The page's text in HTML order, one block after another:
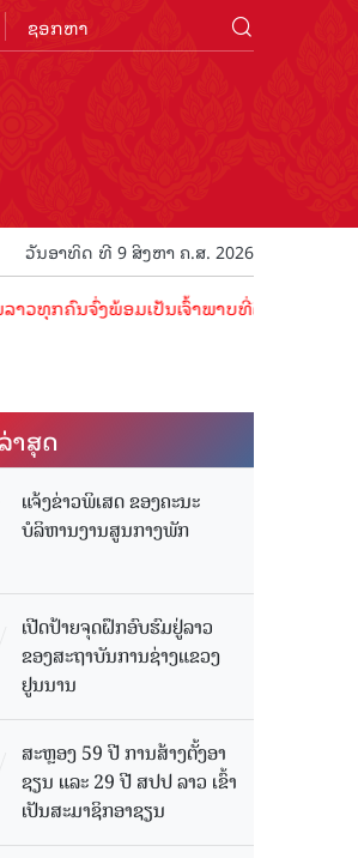
ວັນອາທິດ ທີ 9 ສິງຫາ ຄ.ສ. 2026
ນຈົ່ງພ້ອມເປັນເຈົ້າພາບທີ່ດີ ຕ້ອນຮັບນັກທ່ອງທ່
າ​ສຸດ
ແຈ້ງຂ່າວພິເສດ ຂອງຄະນະ
ບໍລິຫານງານສູນກາງພັກ
ເປີດປ້າຍຈຸດຝຶກອົບຮົມຢູ່ລາວ
ຂອງສະຖາບັນການຊ່າງແຂວງ
ຢູນນານ
ສະຫຼອງ 59 ປີ ການສ້າງຕັ້ງອາ
ຊຽນ ແລະ 29 ປີ ສປປ ລາວ ເຂົ້າ
ເປັນສະມາຊິກອາຊຽນ